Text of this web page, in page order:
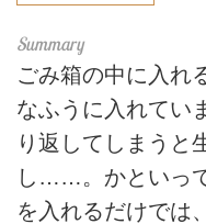
ごみ箱の中に入れ
なふうに入れてい
り返してしまうと
し……。かといっ
を入れるだけでは